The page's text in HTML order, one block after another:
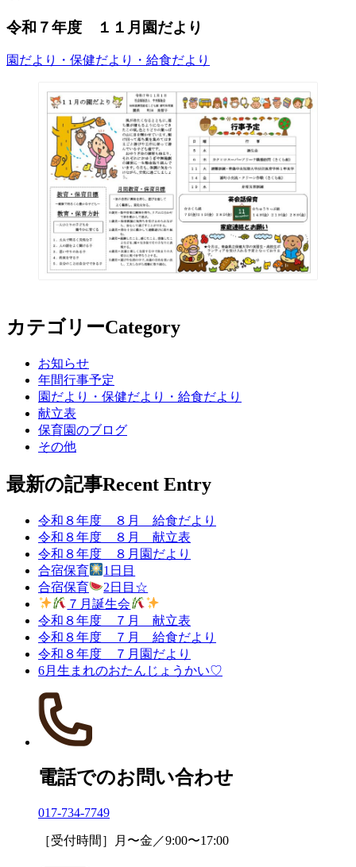
令和７年度 １１月園だより
園だより・保健だより・給食だより
カテゴリーCategory
お知らせ
年間行事予定
園だより・保健だより・給食だより
献立表
保育園のブログ
その他
最新の記事Recent Entry
令和８年度 ８月 給食だより
令和８年度 ８月 献立表
令和８年度 ８月園だより
合宿保育
1日目
合宿保育
2日目☆
７月誕生会
令和８年度 ７月 献立表
令和８年度 ７月 給食だより
令和８年度 ７月園だより
6月生まれのおたんじょうかい♡
電話でのお問い合わせ
017-734-7749
［受付時間］月〜金／9:00〜17:00